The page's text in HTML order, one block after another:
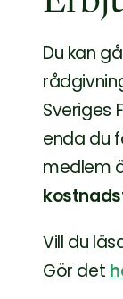
Du kan
Sveriges
enda du
medlem
Vill du
Gör det